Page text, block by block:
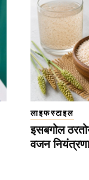
लाइफस्टाइल
इसबगोल
वजन